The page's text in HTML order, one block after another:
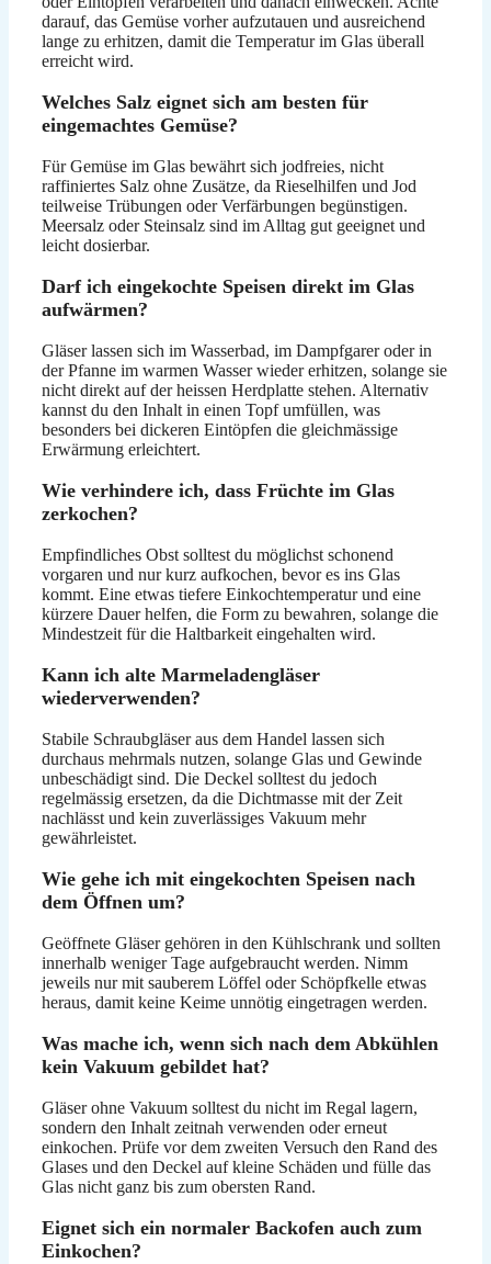
darauf, das Gemüse vorher aufzutauen und ausreichend
lange zu erhitzen, damit die Temperatur im Glas überall
erreicht wird.
Welches Salz eignet sich am besten für
eingemachtes Gemüse?
Für Gemüse im Glas bewährt sich jodfreies, nicht
raffiniertes Salz ohne Zusätze, da Rieselhilfen und Jod
teilweise Trübungen oder Verfärbungen begünstigen.
Meersalz oder Steinsalz sind im Alltag gut geeignet und
leicht dosierbar.
Darf ich eingekochte Speisen direkt im Glas
aufwärmen?
Gläser lassen sich im Wasserbad, im Dampfgarer oder in
der Pfanne im warmen Wasser wieder erhitzen, solange sie
nicht direkt auf der heissen Herdplatte stehen. Alternativ
kannst du den Inhalt in einen Topf umfüllen, was
besonders bei dickeren Eintöpfen die gleichmässige
Erwärmung erleichtert.
Wie verhindere ich, dass Früchte im Glas
zerkochen?
Empfindliches Obst solltest du möglichst schonend
vorgaren und nur kurz aufkochen, bevor es ins Glas
kommt. Eine etwas tiefere Einkochtemperatur und eine
kürzere Dauer helfen, die Form zu bewahren, solange die
Mindestzeit für die Haltbarkeit eingehalten wird.
Kann ich alte Marmeladengläser
wiederverwenden?
Stabile Schraubgläser aus dem Handel lassen sich
durchaus mehrmals nutzen, solange Glas und Gewinde
unbeschädigt sind. Die Deckel solltest du jedoch
regelmässig ersetzen, da die Dichtmasse mit der Zeit
nachlässt und kein zuverlässiges Vakuum mehr
gewährleistet.
Wie gehe ich mit eingekochten Speisen nach
dem Öffnen um?
Geöffnete Gläser gehören in den Kühlschrank und sollten
innerhalb weniger Tage aufgebraucht werden. Nimm
jeweils nur mit sauberem Löffel oder Schöpfkelle etwas
heraus, damit keine Keime unnötig eingetragen werden.
Was mache ich, wenn sich nach dem Abkühlen
kein Vakuum gebildet hat?
Gläser ohne Vakuum solltest du nicht im Regal lagern,
sondern den Inhalt zeitnah verwenden oder erneut
einkochen. Prüfe vor dem zweiten Versuch den Rand des
Glases und den Deckel auf kleine Schäden und fülle das
Glas nicht ganz bis zum obersten Rand.
Eignet sich ein normaler Backofen auch zum
Einkochen?